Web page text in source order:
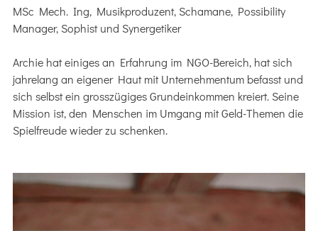
MSc Mech. Ing, Musikproduzent, Schamane, Possibility
Manager, Sophist und Synergetiker
Archie hat einiges an Erfahrung im NGO-Bereich, hat sich
jahrelang an eigener Haut mit Unternehmentum befasst und
sich selbst ein grosszügiges Grundeinkommen kreiert. Seine
Mission ist, den Menschen im Umgang mit Geld-Themen die
Spielfreude wieder zu schenken.